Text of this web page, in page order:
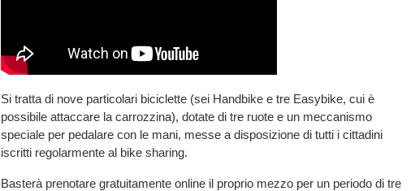
Si tratta di nove particolari biciclette (sei Handbike e tre Easybike, cui è
possibile attaccare la carrozzina), dotate di tre ruote e un meccanismo
speciale per pedalare con le mani, messe a disposizione di tutti i cittadini
iscritti regolarmente al bike sharing.
Basterà prenotare gratuitamente online il proprio mezzo per un periodo di tre